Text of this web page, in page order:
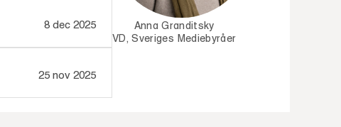
Anna Granditsky
VD, Sveriges Mediebyråer
8 dec 2025
25 nov 2025